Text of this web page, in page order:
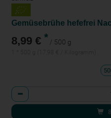
Gemüsebrühe hefefrei
8,99 € * / 500 g
Anzahl